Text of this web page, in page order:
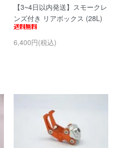
【3~4日以内発送】スモークレ
ンズ付き リアボックス (28L)
6,400円(税込)